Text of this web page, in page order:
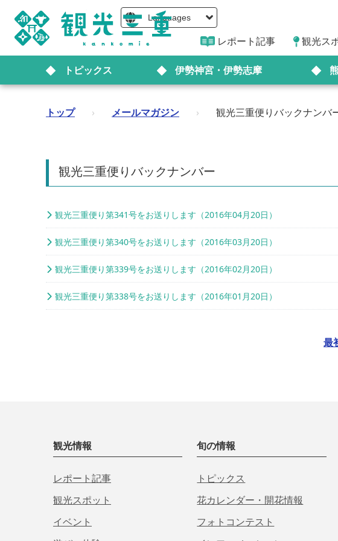
Languages
レポート記事 観光ス
トピックス 伊勢神宮・伊勢志摩
トップ › メールマガジン › 観光三重便りバックナンバ
観光三重便りバックナンバー
観光三重便り第341号をお送りします（2016年04月20日）
観光三重便り第340号をお送りします（2016年03月20日）
観光三重便り第339号をお送りします（2016年02月20日）
観光三重便り第338号をお送りします（2016年01月20日）
最
観光情報
レポート記事
観光スポット
イベント
旬の情報
トピックス
花カレンダー・開花情報
フォトコンテスト